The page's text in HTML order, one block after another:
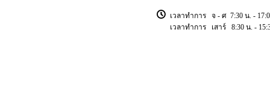
เวลาทำการ จ - ศ 7:30 น. -
เวลาทำการ เสาร์ 8:30 น. -